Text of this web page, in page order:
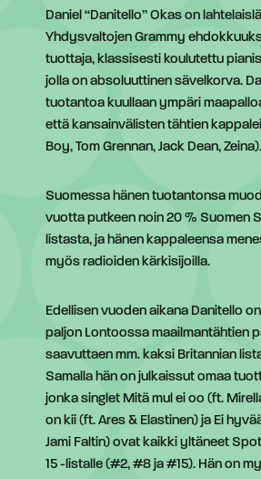
Daniel “Danitello” Okas on
Yhdysvaltojen Grammy
tuottaja, klassisesti koulutettu
jolla on absoluuttinen sävelkorva.
tuotantoa kuullaan ympäri
että kansainvälisten tähtien
Boy, Tom Grennan, Jack Dean, Zeina).
Suomessa hänen tuotantonsa
vuotta putkeen noin 20 % Suomen
listasta, ja hänen kappaleensa
myös radioiden kärkisijoilla.
Edellisen vuoden aikana Danitello
paljon Lontoossa maailmantähtien
saavuttaen mm. kaksi Britannian
Samalla hän on julkaissut omaa
jonka singlet Mitä mul ei oo (ft.
on kii (ft. Ares & Elastinen) ja Ei
Jami Faltin) ovat kaikki yltäneet
15 -listalle (#2, #8 ja #15). Hän on